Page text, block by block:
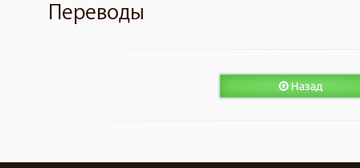
Переводы
Назад